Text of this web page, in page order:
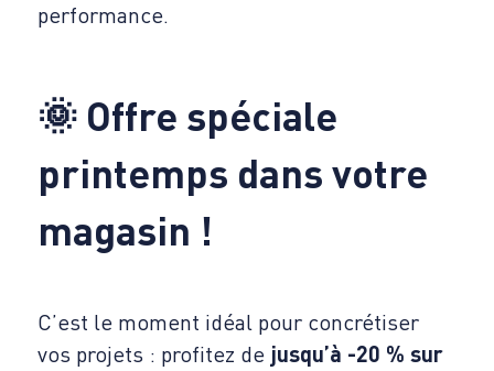
performance.
🌞Offre spéciale
printemps dans votre
magasin !
C’est le moment idéal pour concrétiser
vos projets : profitez de jusqu’à -20 % sur